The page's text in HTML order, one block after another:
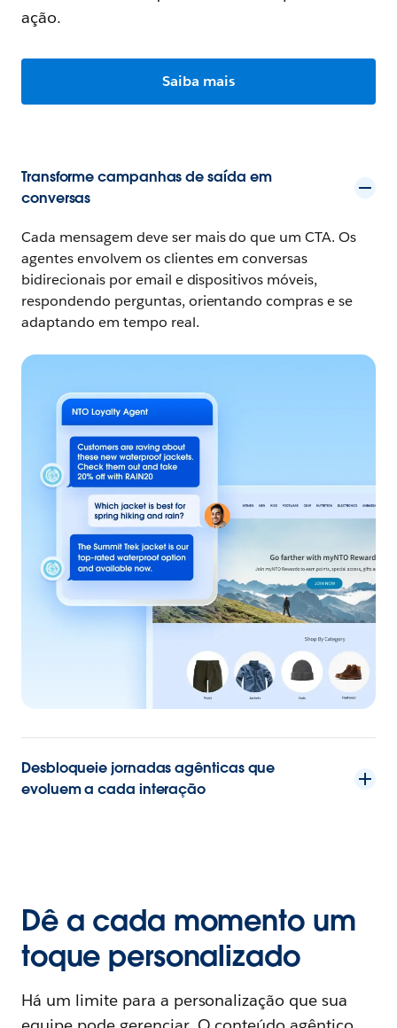
ação.
Saiba mais
Transforme campanhas de saída em
conversas
Cada mensagem deve ser mais do que um CTA. Os
agentes envolvem os clientes em conversas
bidirecionais por email e dispositivos móveis,
respondendo perguntas, orientando compras e se
adaptando em tempo real.
Desbloqueie jornadas agênticas que
evoluem a cada interação
Dê a cada momento um
toque personalizado
Há um limite para a personalização que sua